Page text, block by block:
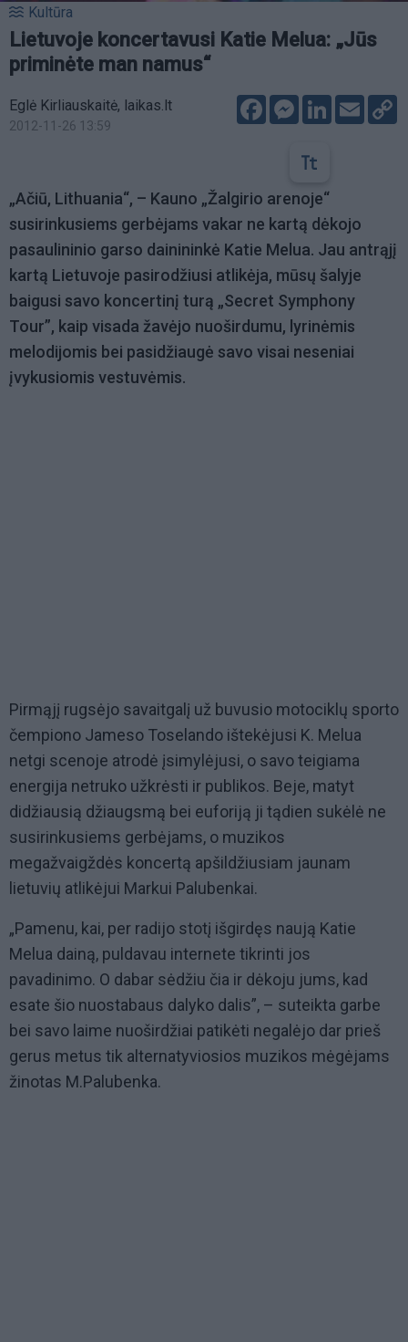
Kultūra
Lietuvoje koncertavusi Katie Melua: „Jūs
priminėte man namus“
Eglė Kirliauskaitė, laikas.lt
2012-11-26 13:59
FacebookMessenger
LinkedIn
Email
„Ačiū, Lithuania“, – Kauno „Žalgirio arenoje“
susirinkusiems gerbėjams vakar ne kartą dėkojo
pasaulininio garso dainininkė Katie Melua. Jau antrąjį
kartą Lietuvoje pasirodžiusi atlikėja, mūsų šalyje
baigusi savo koncertinį turą „Secret Symphony
Tour”, kaip visada žavėjo nuoširdumu, lyrinėmis
melodijomis bei pasidžiaugė savo visai neseniai
įvykusiomis vestuvėmis.
Pirmąjį rugsėjo savaitgalį už buvusio motociklų sporto
čempiono Jameso Toselando ištekėjusi K. Melua
netgi scenoje atrodė įsimylėjusi, o savo teigiama
energija netruko užkrėsti ir publikos. Beje, matyt
didžiausią džiaugsmą bei euforiją ji tądien sukėlė ne
susirinkusiems gerbėjams, o muzikos
megažvaigždės koncertą apšildžiusiam jaunam
lietuvių atlikėjui Markui Palubenkai.
„Pamenu, kai, per radijo stotį išgirdęs naują Katie
Melua dainą, puldavau internete tikrinti jos
pavadinimo. O dabar sėdžiu čia ir dėkoju jums, kad
esate šio nuostabaus dalyko dalis”, – suteikta garbe
bei savo laime nuoširdžiai patikėti negalėjo dar prieš
gerus metus tik alternatyviosios muzikos mėgėjams
žinotas M.Palubenka.